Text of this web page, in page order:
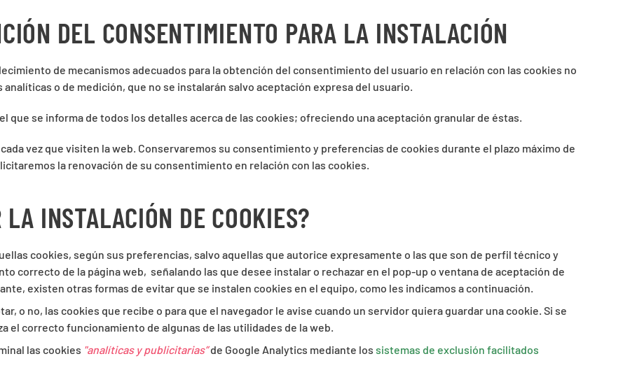
DEL CONSENTIMIENTO PARA LA INSTALACIÓN
de mecanismos adecuados para la obtención del consentimiento del usuario en relación con las cookies no
analíticas o de medición, que no se instalarán salvo aceptación expresa del usuario.
que se informa de todos los detalles acerca de las cookies; ofreciendo una aceptación granular de éstas.
vez que visiten la web. Conservaremos su consentimiento y preferencias de cookies durante el plazo máximo de
la renovación de su consentimiento en relación con las cookies.
INSTALACIÓN DE COOKIES?
cookies, según sus preferencias, salvo aquellas que autorice expresamente o las que son de perfil técnico y
correcto de la página web, señalando las que desee instalar o rechazar en el pop-up o ventana de aceptación de
existen otras formas de evitar que se instalen cookies en el equipo, como les indicamos a continuación.
o no, las cookies que recibe o para que el navegador le avise cuando un servidor quiera guardar una cookie. Si se
el correcto funcionamiento de algunas de las utilidades de la web.
las cookies "analíticas y publicitarias”de Google Analytics mediante los sistemas de exclusión facilitados